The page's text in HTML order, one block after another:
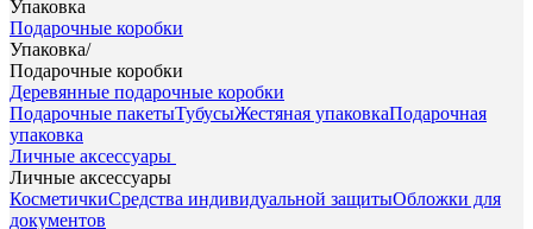
Упаковка
Подарочные коробки
Упаковка/
Подарочные коробки
Деревянные подарочные коробки
Подарочные пакетыТубусыЖестяная упаковкаПодарочная
упаковка
Личные аксессуары
Личные аксессуары
КосметичкиСредства индивидуальной защитыОбложки для
документов